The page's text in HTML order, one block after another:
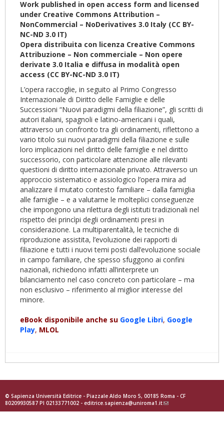
Work published in open access form and licensed
under Creative Commons Attribution –
NonCommercial – NoDerivatives 3.0 Italy (CC BY-
NC-ND 3.0 IT)
Opera distribuita con licenza Creative Commons
Attribuzione – Non commerciale – Non opere
derivate 3.0 Italia e diffusa in modalità open
access (CC BY-NC-ND 3.0 IT)
L’opera raccoglie, in seguito al Primo Congresso
Internazionale di Diritto delle Famiglie e delle
Successioni “Nuovi paradigmi della filiazione”, gli scritti di
autori italiani, spagnoli e latino-americani i quali,
attraverso un confronto tra gli ordinamenti, riflettono a
vario titolo sui nuovi paradigmi della filiazione e sulle
loro implicazioni nel diritto delle famiglie e nel diritto
successorio, con particolare attenzione alle rilevanti
questioni di diritto internazionale privato. Attraverso un
approccio sistematico e assiologico l’opera mira ad
analizzare il mutato contesto familiare – dalla famiglia
alle famiglie – e a valutarne le molteplici conseguenze
che impongono una rilettura degli istituti tradizionali nel
rispetto dei princìpi degli ordinamenti presi in
considerazione. La multiparentalità, le tecniche di
riproduzione assistita, l’evoluzione dei rapporti di
filiazione e tutti i nuovi temi posti dall’evoluzione sociale
in campo familiare, che spesso sfuggono ai confini
nazionali, richiedono infatti all’interprete un
bilanciamento nel caso concreto con particolare – ma
non esclusivo – riferimento al miglior interesse del
minore.
eBook disponibile anche su Google Libri, Google
Play, MLOL
© Sapienza Università Editrice - Piazzale Aldo Moro 5, 00185 Roma - CF
80209930587 PI 02133771002 - editrice.sapienza@uniroma1.it(link
sends